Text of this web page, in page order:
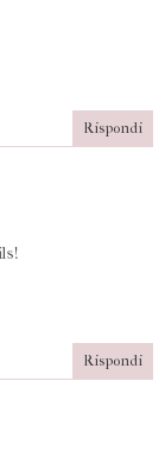
Rispondi
Rispondi